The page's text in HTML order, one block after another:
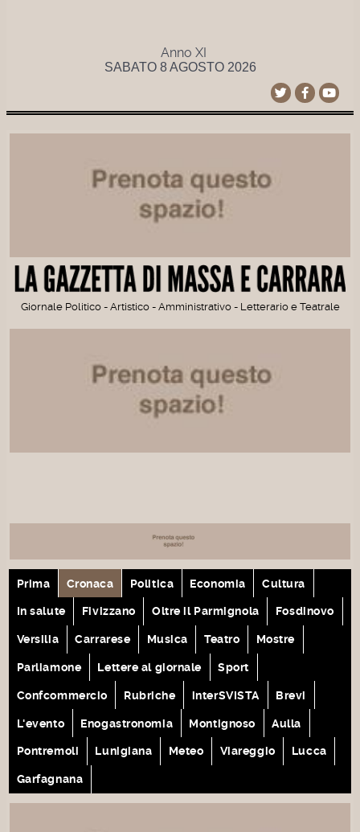
Anno XI
SABATO 8 AGOSTO 2026
Giornale Politico - Artistico - Amministrativo - Letterario e Teatrale
Prima Cronaca Politica Economia Cultura
In salute Fivizzano Oltre il Parmignola Fosdinovo
Versilia Carrarese Musica Teatro Mostre
Parliamone Lettere al giornale Sport
Confcommercio Rubriche interSVISTA Brevi
L'evento Enogastronomia Montignoso Aulla
Pontremoli Lunigiana Meteo Viareggio Lucca
Garfagnana